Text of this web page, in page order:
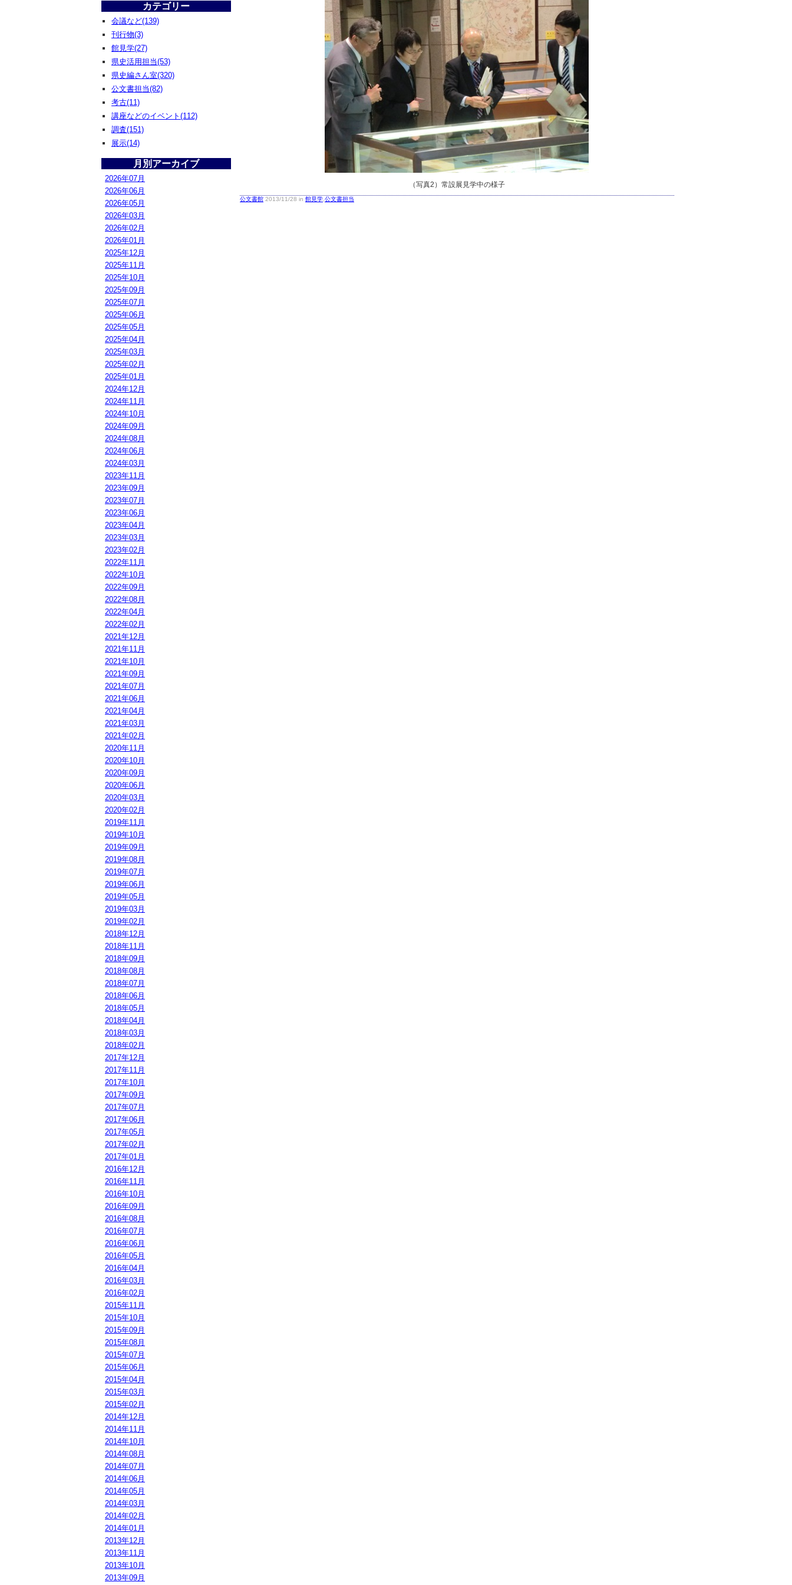
カテゴリー
会議など(139)
刊行物(3)
館見学(27)
県史活用担当(53)
県史編さん室(320)
公文書担当(82)
考古(11)
講座などのイベント(112)
調査(151)
展示(14)
月別アーカイブ
2026年07月
2026年06月
2026年05月
2026年03月
2026年02月
2026年01月
2025年12月
2025年11月
2025年10月
2025年09月
2025年07月
2025年06月
2025年05月
2025年04月
2025年03月
2025年02月
2025年01月
2024年12月
2024年11月
2024年10月
2024年09月
2024年08月
2024年06月
2024年03月
2023年11月
2023年09月
2023年07月
2023年06月
2023年04月
2023年03月
2023年02月
2022年11月
2022年10月
2022年09月
2022年08月
2022年04月
2022年02月
2021年12月
2021年11月
2021年10月
2021年09月
2021年07月
2021年06月
2021年04月
2021年03月
2021年02月
2020年11月
2020年10月
2020年09月
2020年06月
2020年03月
2020年02月
2019年11月
2019年10月
2019年09月
2019年08月
2019年07月
2019年06月
2019年05月
2019年03月
2019年02月
2018年12月
2018年11月
2018年09月
2018年08月
2018年07月
2018年06月
2018年05月
2018年04月
2018年03月
2018年02月
2017年12月
2017年11月
2017年10月
2017年09月
2017年07月
2017年06月
2017年05月
2017年02月
2017年01月
2016年12月
2016年11月
2016年10月
2016年09月
2016年08月
2016年07月
2016年06月
2016年05月
2016年04月
2016年03月
2016年02月
2015年11月
2015年10月
2015年09月
2015年08月
2015年07月
2015年06月
2015年04月
2015年03月
2015年02月
2014年12月
2014年11月
2014年10月
2014年08月
2014年07月
2014年06月
2014年05月
2014年03月
2014年02月
2014年01月
2013年12月
2013年11月
2013年10月
2013年09月
（写真2）常設展見学中の様子
公文書館 2013/11/28 in 館見学 公文書担当